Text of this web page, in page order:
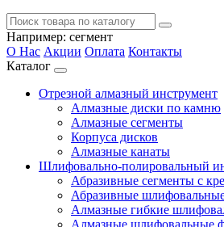
Например: сегмент
О Нас Акции Оплата Контакты
Каталог
Отрезной алмазный инструмент
Алмазные диски по камню
Алмазные сегменты
Корпуса дисков
Алмазные канаты
Шлифовально-полировальный
Абразивные сегменты с
Абразивные
Алмазные гибкие
Алмазные шлифовальные